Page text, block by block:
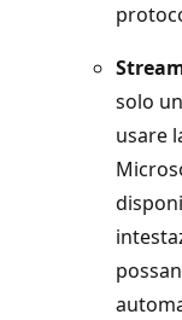
solo
usare